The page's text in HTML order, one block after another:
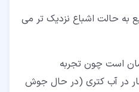
به حالت اشباع نزدیک تر می
است چون تجربه
در آب کتری (در حال جوش